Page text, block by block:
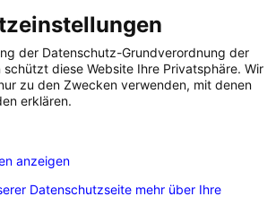
Unterberger Denzel
Höglinger Denzel
DENZEL Bank
DENZEL Karriere
Denzel auf Social Media
der Datenschutz-Grundverordnung der
schützt diese Website Ihre Privatsphäre. Wir
zu den Zwecken verwenden, mit denen
erklären.
anzeigen
Datenschutzseite mehr über Ihre